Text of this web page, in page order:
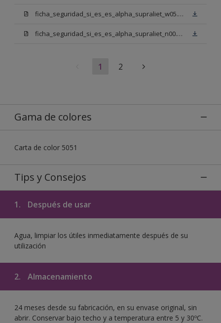
ficha_seguridad_si_es_es_alpha_supraliet_w05.pdf
ficha_seguridad_si_es_es_alpha_supraliet_n00.pdf
1 2
Gama de colores
Carta de color 5051
Tips y Consejos
1. Después de usar
Agua, limpiar los útiles inmediatamente después de su
utilización
2. Almacenamiento
24 meses desde su fabricación, en su envase original, sin
abrir. Conservar bajo techo y a temperatura entre 5 y 30ºC.